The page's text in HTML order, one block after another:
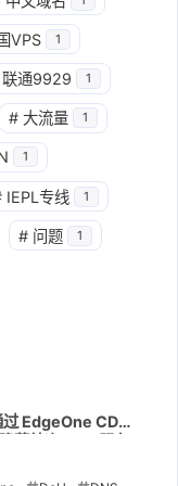
VPS 1
联通9929 1
# 大流量 1
1
IEPL专线 1
# 问题 1
EdgeOne CDN